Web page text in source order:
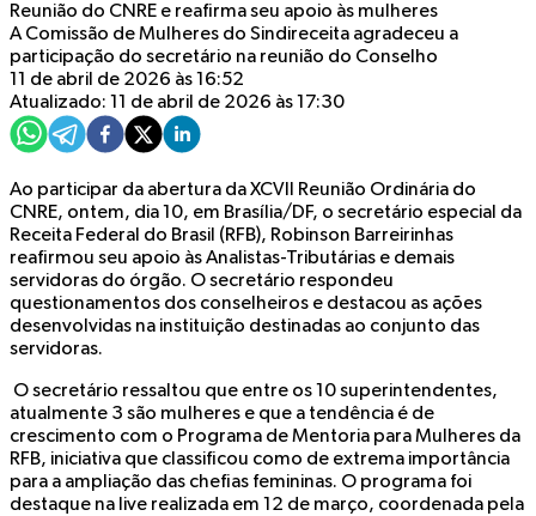
Reunião do CNRE e reafirma seu apoio às mulheres
A Comissão de Mulheres do Sindireceita agradeceu a
participação do secretário na reunião do Conselho
11 de abril de 2026 às 16:52
Atualizado: 11 de abril de 2026 às 17:30
Ao participar da abertura da XCVII Reunião Ordinária do
CNRE, ontem, dia 10, em Brasília/DF, o secretário especial da
Receita Federal do Brasil (RFB), Robinson Barreirinhas
reafirmou seu apoio às Analistas-Tributárias e demais
servidoras do órgão. O secretário respondeu
questionamentos dos conselheiros e destacou as ações
desenvolvidas na instituição destinadas ao conjunto das
servidoras.
O secretário ressaltou que entre os 10 superintendentes,
atualmente 3 são mulheres e que a tendência é de
crescimento com o Programa de Mentoria para Mulheres da
RFB, iniciativa que classificou como de extrema importância
para a ampliação das chefias femininas. O programa foi
destaque na live realizada em 12 de março, coordenada pela